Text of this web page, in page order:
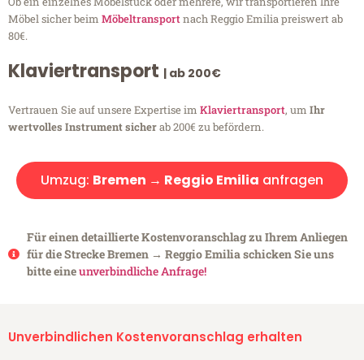
Möbel sicher beim Möbeltransportnach Reggio Emilia preiswert ab
80€.
Klaviertransport | ab 200€
Vertrauen Sie auf unsere Expertise im Klaviertransport, um Ihr
wertvolles Instrument sicherab 200€ zu befördern.
Umzug: Bremen → Reggio Emilia anfragen
Für einen detaillierte Kostenvoranschlag zu Ihrem Anliegen
für die Strecke Bremen → Reggio Emilia schicken Sie uns
bitte eineunverbindliche Anfrage!
Unverbindlichen Kostenvoranschlag erhalten